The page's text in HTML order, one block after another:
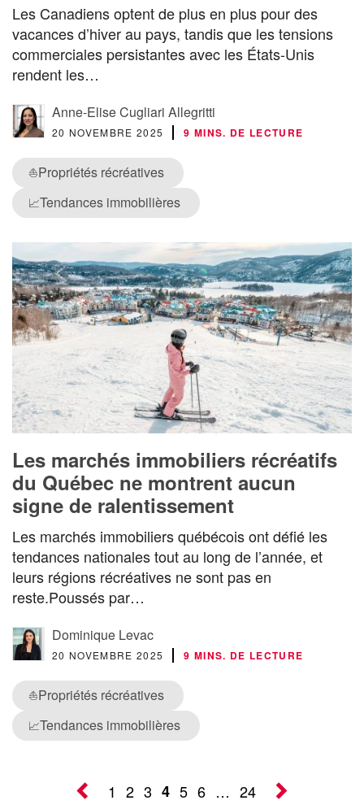
Les Canadiens optent de plus en plus pour des
vacances d’hiver au pays, tandis que les tensions
commerciales persistantes avec les États-Unis
rendent les…
Anne-Elise Cugliari Allegritti
20 NOVEMBRE 2025 9 MINS. DE LECTURE
⛵Propriétés récréatives
📈Tendances immobilières
Les marchés immobiliers récréatifs
du Québec ne montrent aucun
signe de ralentissement
Les marchés immobiliers québécois ont défié les
tendances nationales tout au long de l’année, et
leurs régions récréatives ne sont pas en
reste.Poussés par…
Dominique Levac
20 NOVEMBRE 2025 9 MINS. DE LECTURE
⛵Propriétés récréatives
📈Tendances immobilières
1 2 3 4 5 6 … 24